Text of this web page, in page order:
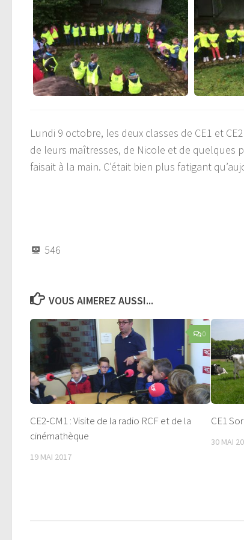
Lundi 9 octobre, les deux classes de CE1 et
de leurs maîtresses, de Nicole et de quelques
faisait à la main. C’était bien plus fatigant
546
VOUS AIMEREZ AUSSI...
0
CE2-CM1 : Visite de la radio RCF et de la
cinémathèque
19 MAI 2017
CE1
30 MAI